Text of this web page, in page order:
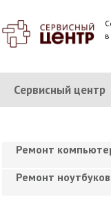
Сервисный центр
Ремонт
Ремонт ноутбуков